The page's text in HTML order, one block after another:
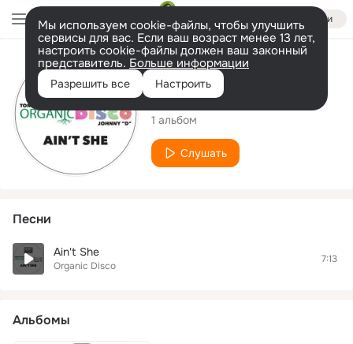
Войти
Мы используем cookie-файлы, чтобы улучшить
сервисы для вас. Если ваш возраст менее 13 лет,
настроить cookie-файлы должен ваш законный
представитель. Больше информации
Разрешить все Настроить
Исполнитель
Organic Disco
1 альбом
Слушать
Песни
Ain't She
Organic Disco
7:13
Альбомы